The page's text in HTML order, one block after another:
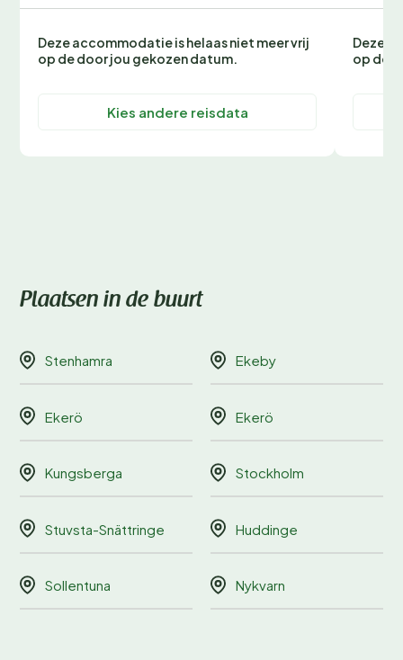
Deze accommodatie is helaas niet meer vrij
op de door jou gekozen datum.
Kies andere reisdata
Deze
op de
Plaatsen in de buurt
Stenhamra Ekeby
Ekerö Ekerö
Kungsberga Stockholm
Stuvsta-Snättringe Huddinge
Sollentuna Nykvarn